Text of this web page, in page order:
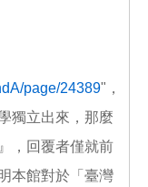
page/24389"，
獨立出來，那麼
，回覆者僅就前
本館對於「臺灣